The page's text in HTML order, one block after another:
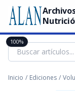
Inicio / Ediciones /
100%